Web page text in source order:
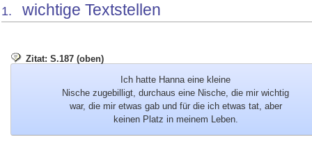
1. wichtige Textstellen
Zitat: S.187 (oben)
Ich hatte Hanna eine kleine
Nische zugebilligt, durchaus eine Nische, die mir wichtig
war, die mir etwas gab und für die ich etwas tat, aber
keinen Platz in meinem Leben.